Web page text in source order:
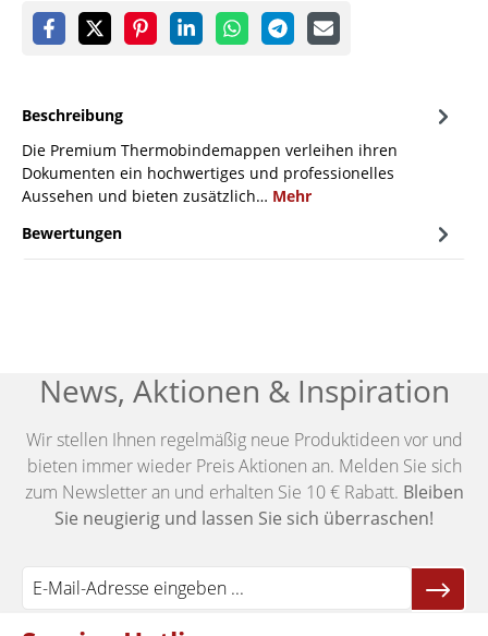
Beschreibung
Die Premium Thermobindemappen verleihen ihren
Dokumenten ein hochwertiges und professionelles
Aussehen und bieten zusätzlich… Mehr
Bewertungen
News, Aktionen & Inspiration
Wir stellen Ihnen regelmäßig neue Produktideen vor und
bieten immer wieder Preis Aktionen an. Melden Sie sich
zum Newsletter an und erhalten Sie 10 € Rabatt. Bleiben
Sie neugierig und lassen Sie sich überraschen!